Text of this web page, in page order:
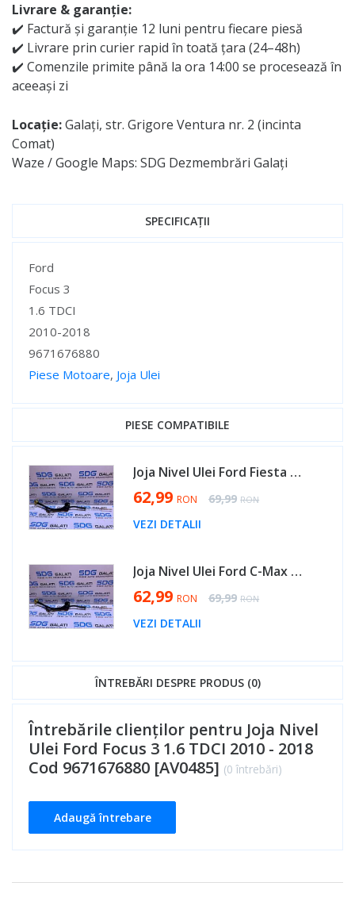
Livrare & garanție:
✔️ Factură și garanție 12 luni pentru fiecare piesă
✔️ Livrare prin curier rapid în toată țara (24–48h)
✔️ Comenzile primite până la ora 14:00 se procesează în
aceeași zi
Locație:Galați, str. Grigore Ventura nr. 2 (incinta
Comat)
Waze / Google Maps: SDG Dezmembrări Galați
SPECIFICAȚII
Specificații
Ford
Focus 3
1.6 TDCI
2010-2018
9671676880
Piese Motoare, Joja Ulei
PIESE COMPATIBILE
Joja Nivel Ulei Ford Fiesta 1.6 TDCI 2008 - 2016 Cod 9671676880 [AV0485]
Special Price
62,99 RON Regular Price
69,99 RON
VEZI DETALII
Joja Nivel Ulei Ford C-Max 2 1.6 TDCI 2010 - 2018 Cod 9671676880 [AV0485]
Special Price
62,99 RON Regular Price
69,99 RON
VEZI DETALII
ÎNTREBĂRI DESPRE PRODUS (0)
Întrebările clienților pentru Joja Nivel
Ulei Ford Focus 3 1.6 TDCI 2010 - 2018
Cod 9671676880 [AV0485] (0 întrebări)
Adaugă întrebare